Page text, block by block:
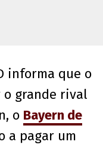
informa que o
o grande rival
o Bayern de
a pagar um